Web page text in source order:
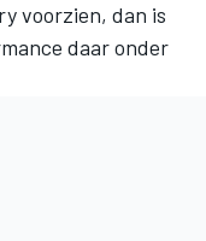
voorzien, dan is
daar onder